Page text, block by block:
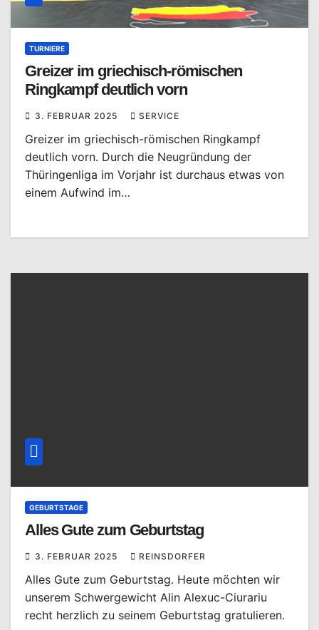
TURNIERE
Greizer im griechisch-römischen
Ringkampf deutlich vorn
3. FEBRUAR 2025 SERVICE
Greizer im griechisch-römischen Ringkampf
deutlich vorn. Durch die Neugründung der
Thüringenliga im Vorjahr ist durchaus etwas von
einem Aufwind im…
GEBURTSTAGE
Alles Gute zum Geburtstag
3. FEBRUAR 2025 REINSDORFER
Alles Gute zum Geburtstag. Heute möchten wir
unserem Schwergewicht Alin Alexuc-Ciurariu
recht herzlich zu seinem Geburtstag gratulieren.